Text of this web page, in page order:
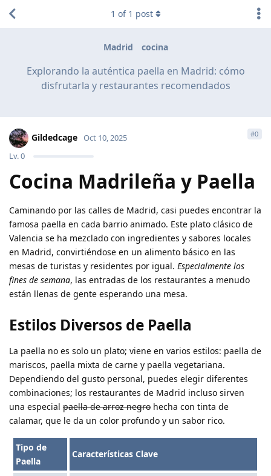
Madrid cocina
Explorando la auténtica paella en Madrid: cómo
disfrutarla y restaurantes recomendados
1 of 1 post
Gildedcage
Lv.0
Oct 10, 2025 #0
Cocina Madrileña y Paella
Caminando por las calles de Madrid, casi puedes encontrar la
famosa paella en cada barrio animado. Este plato clásico de
Valencia se ha mezclado con ingredientes y sabores locales
en Madrid, convirtiéndose en un alimento básico en las
mesas de turistas y residentes por igual. Especialmente los
fines de semana, las entradas de los restaurantes a menudo
están llenas de gente esperando una mesa.
Estilos Diversos de Paella
La paella no es solo un plato; viene en varios estilos: paella de
mariscos, paella mixta de carne y paella vegetariana.
Dependiendo del gusto personal, puedes elegir diferentes
combinaciones; los restaurantes de Madrid incluso sirven
una especial paella de arroz negro hecha con tinta de
calamar, que le da un color profundo y un sabor rico.
Tipo de
Paella
Características Clave